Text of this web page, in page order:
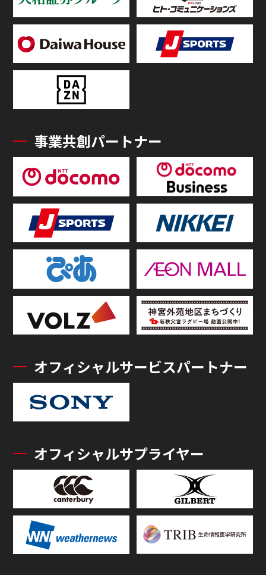
事業共創パートナー
オフィシャルサービスパートナー
オフィシャルサプライヤー